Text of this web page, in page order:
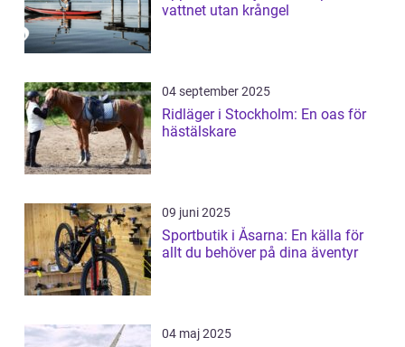
vattnet utan krångel
04 september 2025
Ridläger i Stockholm: En oas för
hästälskare
09 juni 2025
Sportbutik i Åsarna: En källa för
allt du behöver på dina äventyr
04 maj 2025